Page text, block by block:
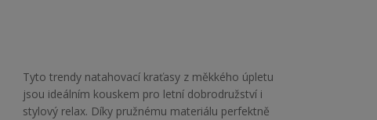
Tyto trendy natahovací kraťasy z měkkého úpletu
jsou ideálním kouskem pro letní dobrodružství i
stylový relax. Díky pružnému materiálu perfektně